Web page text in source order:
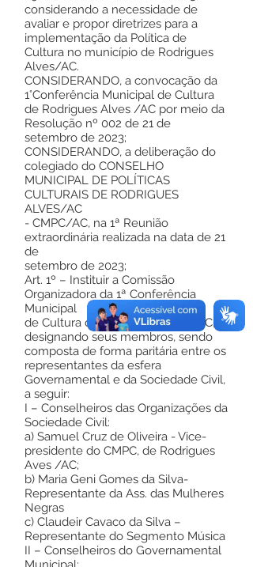
considerando a necessidade de
avaliar e propor diretrizes para a
implementação da Política de
Cultura no município de Rodrigues
Alves/AC.
CONSIDERANDO, a convocação da
1°Conferência Municipal de Cultura
de Rodrigues Alves /AC por meio da
Resolução nº 002 de 21 de
setembro de 2023;
CONSIDERANDO, a deliberação do
colegiado do CONSELHO
MUNICIPAL DE POLÍTICAS
CULTURAIS DE RODRIGUES
ALVES/AC
- CMPC/AC, na 1ª Reunião
extraordinária realizada na data de 21
de
setembro de 2023;
Art. 1º – Instituir a Comissão
Organizadora da 1ª Conferência
Municipal
de Cultura de Rodrigues Alves/AC,
designando seus membros, sendo
composta de forma paritária entre os
representantes da esfera
Governamental e da Sociedade Civil,
a seguir:
I – Conselheiros das Organizações da
Sociedade Civil:
a) Samuel Cruz de Oliveira - Vice-
presidente do CMPC, de Rodrigues
Aves /AC;
b) Maria Geni Gomes da Silva-
Representante da Ass. das Mulheres
Negras
c) Claudeir Cavaco da Silva –
Representante do Segmento Música
II – Conselheiros do Governamental